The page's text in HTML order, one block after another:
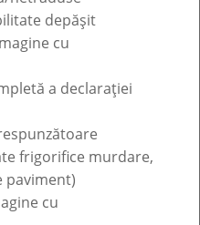
depășit
a declarației
frigorifice murdare,
paviment)